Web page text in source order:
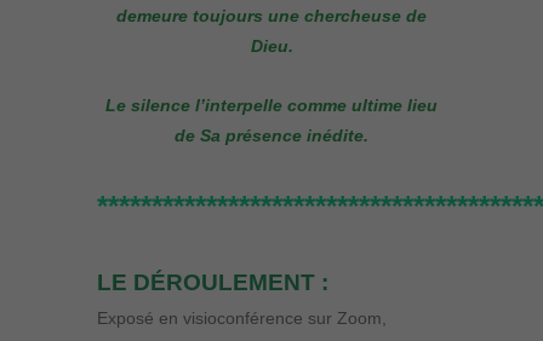
demeure toujours une chercheuse de
Dieu.
Le silence l’interpelle comme ultime lieu
de Sa présence inédite.
LE DÉROULEMENT :
Exposé en visioconférence sur Zoom,